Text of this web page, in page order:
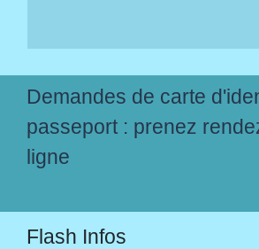
Demandes de carte
passeport : prenez
ligne
Flash Infos